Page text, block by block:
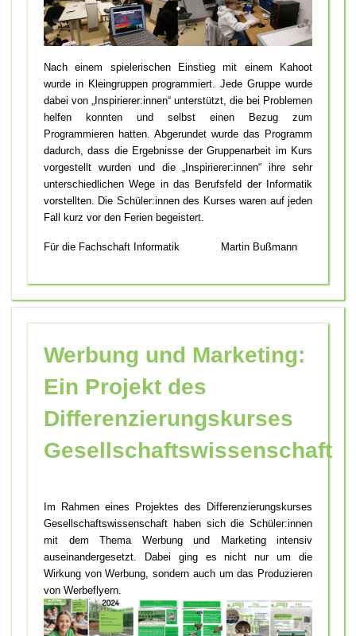
Nach einem spielerischen Einstieg mit einem Kahoot
wurde in Kleingruppen programmiert. Jede Gruppe wurde
dabei von „Inspirierer:innen“ unterstützt, die bei Problemen
helfen konnten und selbst einen Bezug zum
Programmieren hatten. Abgerundet wurde das Programm
dadurch, dass die Ergebnisse der Gruppenarbeit im Kurs
vorgestellt wurden und die „Inspirierer:innen“ ihre sehr
unterschiedlichen Wege in das Berufsfeld der Informatik
vorstellten. Die Schüler:innen des Kurses waren auf jeden
Fall kurz vor den Ferien begeistert.
Für die Fachschaft Informatik Martin Bußmann
Werbung und Marketing:
Ein Projekt des
Differenzierungskurses
Gesellschaftswissenschaft
Im Rahmen eines Projektes des Differenzierungskurses
Gesellschaftswissenschaft haben sich die Schüler:innen
mit dem Thema Werbung und Marketing intensiv
auseinandergesetzt. Dabei ging es nicht nur um die
Wirkung von Werbung, sondern auch um das Produzieren
von Werbeflyern.